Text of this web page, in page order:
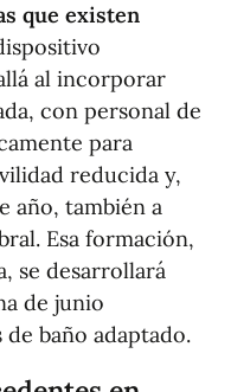
que existen
al incorporar
con personal de
para
reducida y,
año, también a
Esa formación,
se desarrollará
de junio
baño adaptado.